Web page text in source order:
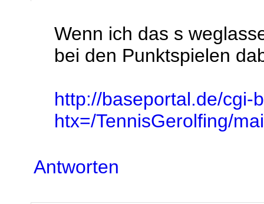
Wenn ich das s
bei den Punktspielen
http://baseportal.de/cgi-
htx=/TennisGerolfing/
Antworten